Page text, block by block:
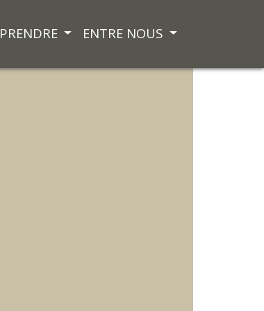
ENTRE NOUS